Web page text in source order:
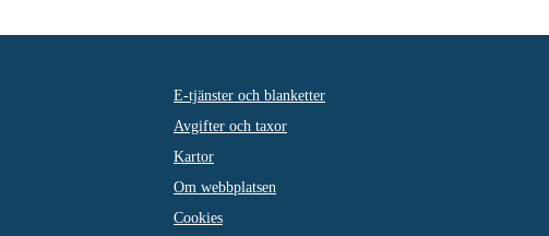
E-tjänster och blanketter
Avgifter och taxor
Kartor
Om webbplatsen
Cookies